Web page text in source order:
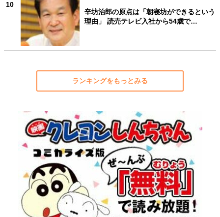
10
辛坊治郎の原点は「朝寝坊ができるという
理由」 読売テレビ入社から54歳で…
ランキングをもっとみる